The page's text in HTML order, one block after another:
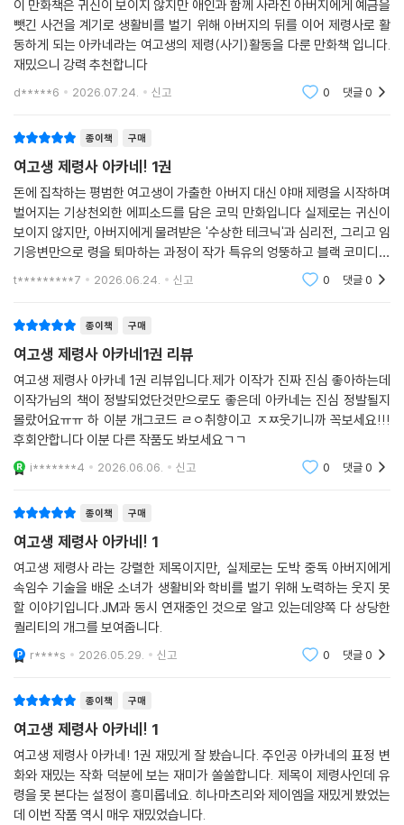
이 만화책은 귀신이 보이지 않지만 애인과 함께 사라진 아버지에게 예금을
뺏긴 사건을 계기로 생활비를 벌기 위해 아버지의 뒤를 이어 제령사로 활
동하게 되는 아카네라는 여고생의 제령(사기)활동을 다룬 만화책 입니다.
재밌으니 강력 추천합니다
d*****6 2026.07.24. 신고 0 댓글0
종이책 구매
여고생 제령사 아카네! 1권
돈에 집착하는 평범한 여고생이 가출한 아버지 대신 야매 제령을 시작하며
벌어지는 기상천외한 에피소드를 담은 코믹 만화입니다 실제로는 귀신이
보이지 않지만, 아버지에게 물려받은 '수상한 테크닉'과 심리전, 그리고 임
기응변만으로 령을 퇴마하는 과정이 작가 특유의 엉뚱하고 블랙 코미디적
인 연출과 완벽하게 어우러집니다. 진지한 퇴마물보다는 특유의 병맛 유머
t*********7 2026.06.24. 신고 0 댓글0
종이책 구매
여고생 제령사 아카네1권 리뷰
여고생 제령사 아카네 1권 리뷰입니다.제가 이작가 진짜 진심 좋아하는데
이작가님의 책이 정발되었단것만으로도 좋은데 아카네는 진심 정발될지
몰랐어요ㅠㅠ 하 이분 개그코드 ㄹㅇ취향이고 ㅈㅉ웃기니까 꼭보세요!!!
후회안합니다 이분 다른 작품도 봐보세요ㄱㄱ
i*******4 2026.06.06. 신고 0 댓글0
종이책 구매
여고생 제령사 아카네! 1
여고생 제령사 라는 강렬한 제목이지만, 실제로는 도박 중독 아버지에게
속임수 기술을 배운 소녀가 생활비와 학비를 벌기 위해 노력하는 웃지 못
할 이야기입니다.JM과 동시 연재중인 것으로 알고 있는데양쪽 다 상당한
퀄리티의 개그를 보여줍니다.
r****s 2026.05.29. 신고 0 댓글0
종이책 구매
여고생 제령사 아카네! 1
여고생 제령사 아카네! 1권 재밌게 잘 봤습니다. 주인공 아카네의 표정 변
화와 재밌는 작화 덕분에 보는 재미가 쏠쏠합니다. 제목이 제령사인데 유
령을 못 본다는 설정이 흥미롭네요. 히나마츠리와 제이엠을 재밌게 봤었는
데 이번 작품 역시 매우 재밌었습니다.